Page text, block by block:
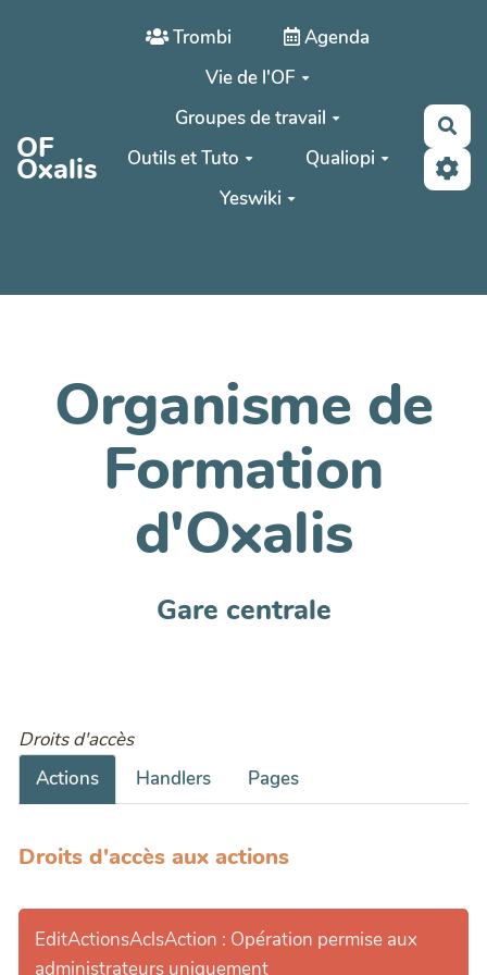
Aller au contenu principal
OF
Oxalis
Trombi
Agenda
Vie de l'OF
Groupes de travail
Outils et Tuto
Qualiopi
Yeswiki
Organisme de
Formation
d'Oxalis
Gare centrale
Droits d'accès
Actions
Handlers Pages
Droits d'accès aux actions
EditActionsAclsAction : Opération permise aux
administrateurs uniquement